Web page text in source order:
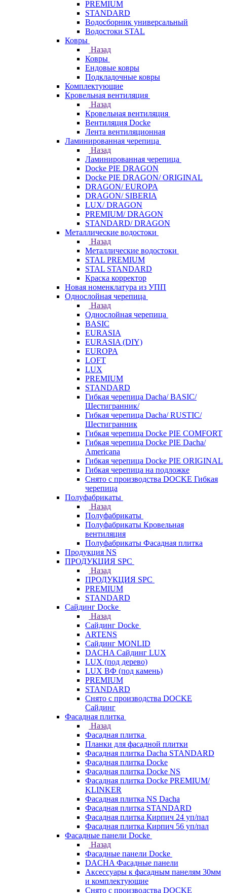
PREMIUM
STANDARD
Водосборник универсальный
Водостоки STAL
Ковры
Назад
Ковры
Ендовые ковры
Подкладочные ковры
Комплектующие
Кровельная вентиляция
Назад
Кровельная вентиляция
Вентиляция Docke
Лента вентиляционная
Ламинированная черепица
Назад
Ламинированная черепица
Docke PIE DRAGON
Docke PIE DRAGON/ ORIGINAL
DRAGON/ EUROPA
DRAGON/ SIBERIA
LUX/ DRAGON
PREMIUM/ DRAGON
STANDARD/ DRAGON
Металлические водостоки
Назад
Металлические водостоки
STAL PREMIUM
STAL STANDARD
Краска корректор
Новая номенклатура из УПП
Однослойная черепица
Назад
Однослойная черепица
BASIC
EURASIA
EURASIA (DIY)
EUROPA
LOFT
LUX
PREMIUM
STANDARD
Гибкая черепица Dacha/ BASIC/
Шестигранник/
Гибкая черепица Dacha/ RUSTIC/
Шестигранник
Гибкая черепица Docke PIE COMFORT
Гибкая черепица Docke PIE Dacha/
Americana
Гибкая черепица Docke PIE ОRIGINАL
Гибкая черепица на подложке
Снято с производства DOCKE Гибкая
черепица
Полуфабрикаты
Назад
Полуфабрикаты
Полуфабрикаты Кровельная
вентиляция
Полуфабрикаты Фасадная плитка
Продукция NS
ПРОДУКЦИЯ SPC
Назад
ПРОДУКЦИЯ SPC
PREMIUM
STANDARD
Сайдинг Docke
Назад
Сайдинг Docke
ARTENS
Cайдинг MONLID
DACHA Сайдинг LUX
LUX (под дерево)
LUX ВФ (под камень)
PREMIUM
STANDARD
Снято с производства DOCKE
Сайдинг
Фасадная плитка
Назад
Фасадная плитка
Планки для фасадной плитки
Фасадная плитка Dacha STANDARD
Фасадная плитка Docke
Фасадная плитка Docke NS
Фасадная плитка Docke PREMIUM/
KLINKER
Фасадная плитка NS Dacha
Фасадная плитка STANDARD
Фасадная плитка Кирпич 24 уп/пал
Фасадная плитка Кирпич 56 уп/пал
Фасадные панели Docke
Назад
Фасадные панели Docke
DACHA Фасадные панели
Аксессуары к фасадным панелям 30мм
и комплектующие
Снято с производства DOCKE